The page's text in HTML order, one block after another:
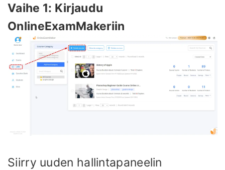
Vaihe 1: Kirjaudu
OnlineExamMakeriin
Siirry uuden hallintapaneelin